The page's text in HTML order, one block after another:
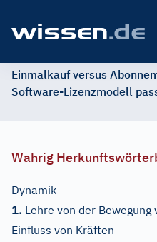
Einmalkauf versus
Software-Lizenzmodell
Wahrig
Dynamik
1. Lehre von der
Einfluss von Kräften